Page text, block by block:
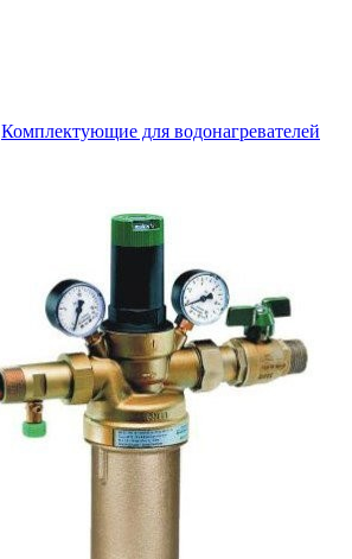
Комплектующие для водонагревателей